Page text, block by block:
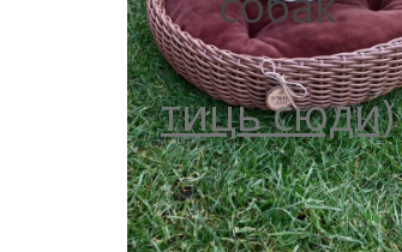
тиць сюди)